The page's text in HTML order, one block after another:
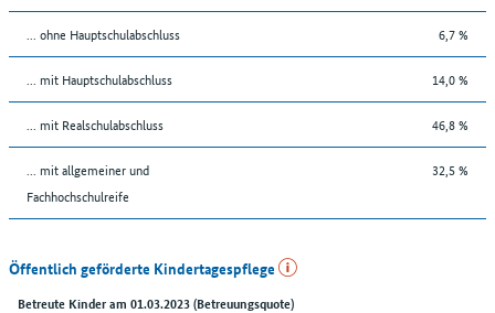
... ohne Hauptschulabschluss 6,7 %
... mit Hauptschulabschluss 14,0 %
... mit Realschulabschluss 46,8 %
... mit allgemeiner und
Fachhochschulreife
32,5 %
Öffentlich geförderte Kindertagespflege
Betreute Kinder am 01.03.2023 (Betreuungsquote)